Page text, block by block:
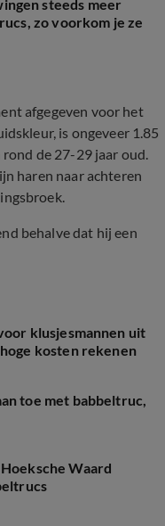
steeds meer
zo voorkom je ze
afgegeven voor het
is ongeveer 1.85
de 27-29 jaar oud.
haren naar achteren
behalve dat hij een
klusjesmannen uit
kosten rekenen
toe met babbeltruc,
Waard